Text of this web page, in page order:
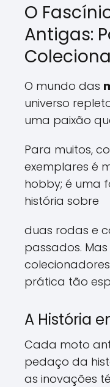
O
Antigas:
O mundo das
universo
uma paixão
Para muitos,
exemplares é
hobby; é uma
história sobre
duas rodas e
passados.
prática tão
A História
Cada moto
pedaço da
as inovações